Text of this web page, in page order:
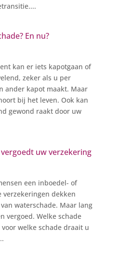
En nu?
kan er iets kapotgaan of
zeker als u per
ander kapot maakt. Maar
bij het leven. Ook kan
gewond raakt door uw
uw verzekering
een inboedel- of
verzekeringen dekken
waterschade. Maar lang
vergoed. Welke schade
welke schade draait u